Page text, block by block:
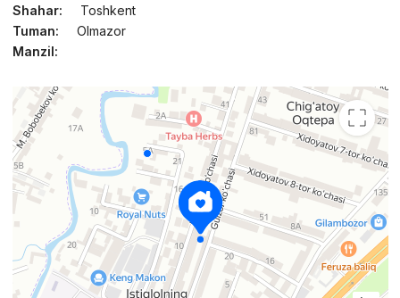
Shahar:
Toshkent
Tuman:
Olmazor
Manzil: